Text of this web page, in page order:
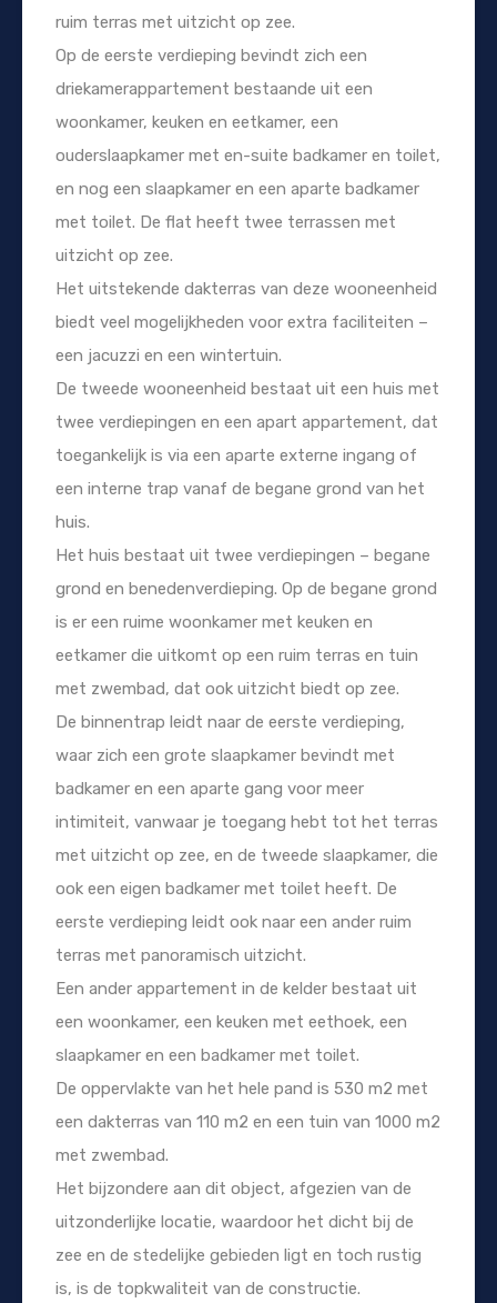
ruim terras met uitzicht op zee.
Op de eerste verdieping bevindt zich een
driekamerappartement bestaande uit een
woonkamer, keuken en eetkamer, een
ouderslaapkamer met en-suite badkamer en toilet,
en nog een slaapkamer en een aparte badkamer
met toilet. De flat heeft twee terrassen met
uitzicht op zee.
Het uitstekende dakterras van deze wooneenheid
biedt veel mogelijkheden voor extra faciliteiten –
een jacuzzi en een wintertuin.
De tweede wooneenheid bestaat uit een huis met
twee verdiepingen en een apart appartement, dat
toegankelijk is via een aparte externe ingang of
een interne trap vanaf de begane grond van het
huis.
Het huis bestaat uit twee verdiepingen – begane
grond en benedenverdieping. Op de begane grond
is er een ruime woonkamer met keuken en
eetkamer die uitkomt op een ruim terras en tuin
met zwembad, dat ook uitzicht biedt op zee.
De binnentrap leidt naar de eerste verdieping,
waar zich een grote slaapkamer bevindt met
badkamer en een aparte gang voor meer
intimiteit, vanwaar je toegang hebt tot het terras
met uitzicht op zee, en de tweede slaapkamer, die
ook een eigen badkamer met toilet heeft. De
eerste verdieping leidt ook naar een ander ruim
terras met panoramisch uitzicht.
Een ander appartement in de kelder bestaat uit
een woonkamer, een keuken met eethoek, een
slaapkamer en een badkamer met toilet.
De oppervlakte van het hele pand is 530 m2 met
een dakterras van 110 m2 en een tuin van 1000 m2
met zwembad.
Het bijzondere aan dit object, afgezien van de
uitzonderlijke locatie, waardoor het dicht bij de
zee en de stedelijke gebieden ligt en toch rustig
is, is de topkwaliteit van de constructie.